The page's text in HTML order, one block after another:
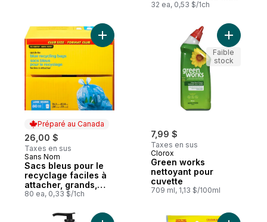
32 ea, 0,53 $/1ch
Préparé au Canada
26,00 $
Taxes en sus
Préparé au Canada
Sans Nom
Sacs bleus pour le
recyclage faciles à
attacher, grands,
format club
80 ea, 0,33 $/1ch
Ajouter Sacs bleus pour le recyclage
7,99 $
Taxes en sus
Clorox
Green works
nettoyant pour
cuvette
709 ml, 1,13 $/100ml
Ajouter
Faible
stock